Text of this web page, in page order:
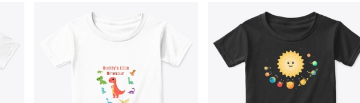
Classic Long Sleeve Tee
Eco Unisex Tee
US$ 33,99